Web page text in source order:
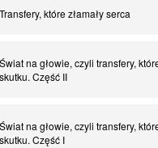
Transfery, które złamały serca
Świat na głowie, czyli transfery,
skutku. Część II
Świat na głowie, czyli transfery,
skutku. Część I